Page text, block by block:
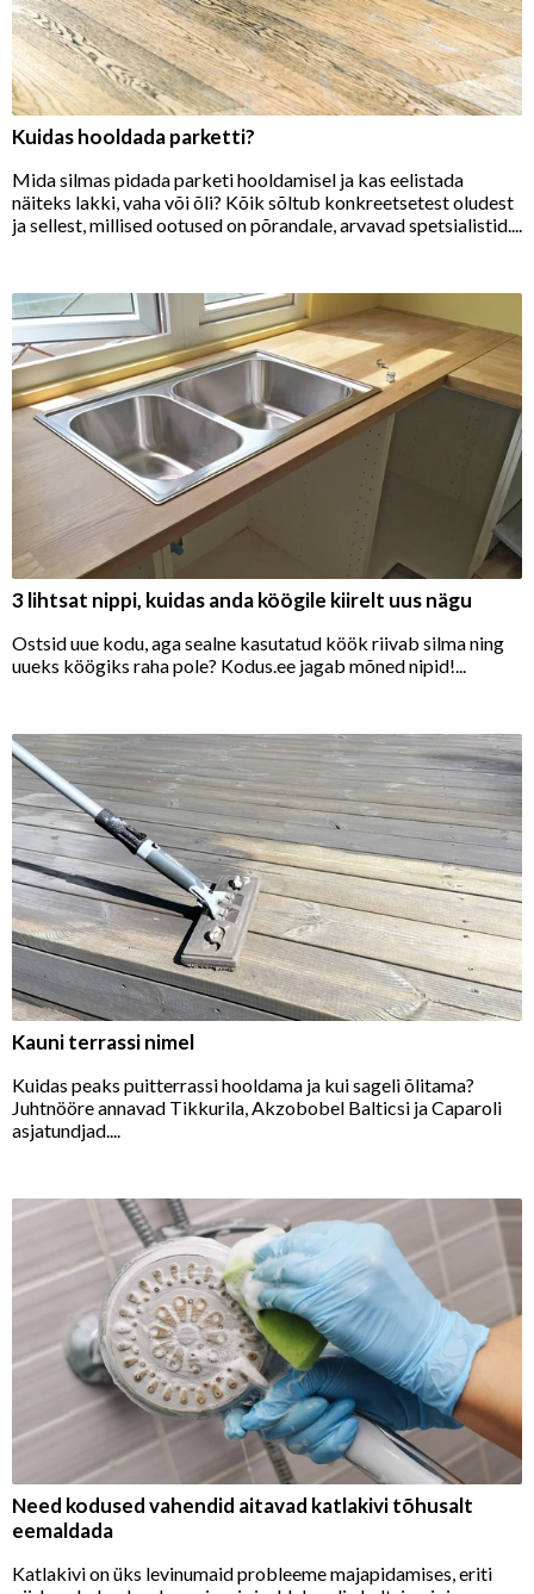
Kuidas hooldada parketti?
Mida silmas pidada parketi hooldamisel ja kas eelistada
näiteks lakki, vaha või õli? Kõik sõltub konkreetsetest oludest
ja sellest, millised ootused on põrandale, arvavad spetsialistid....
3 lihtsat nippi, kuidas anda köögile kiirelt uus nägu
Ostsid uue kodu, aga sealne kasutatud köök riivab silma ning
uueks köögiks raha pole? Kodus.ee jagab mõned nipid!...
Kauni terrassi nimel
Kuidas peaks puitterrassi hooldama ja kui sageli õlitama?
Juhtnööre annavad Tikkurila, Akzobobel Balticsi ja Caparoli
asjatundjad....
Need kodused vahendid aitavad katlakivi tõhusalt
eemaldada
Katlakivi on üks levinumaid probleeme majapidamises, eriti